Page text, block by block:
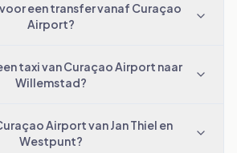
een transfer vanaf Curaçao
Airport?
taxi van Curaçao Airport naar
Willemstad?
Airport van Jan Thiel en
Westpunt?